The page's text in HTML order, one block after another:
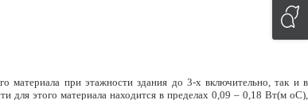
материала при этажности здания до 3-х включительно, так и в
для этого материала находится в пределах 0,09 – 0,18 Вт(м оС),